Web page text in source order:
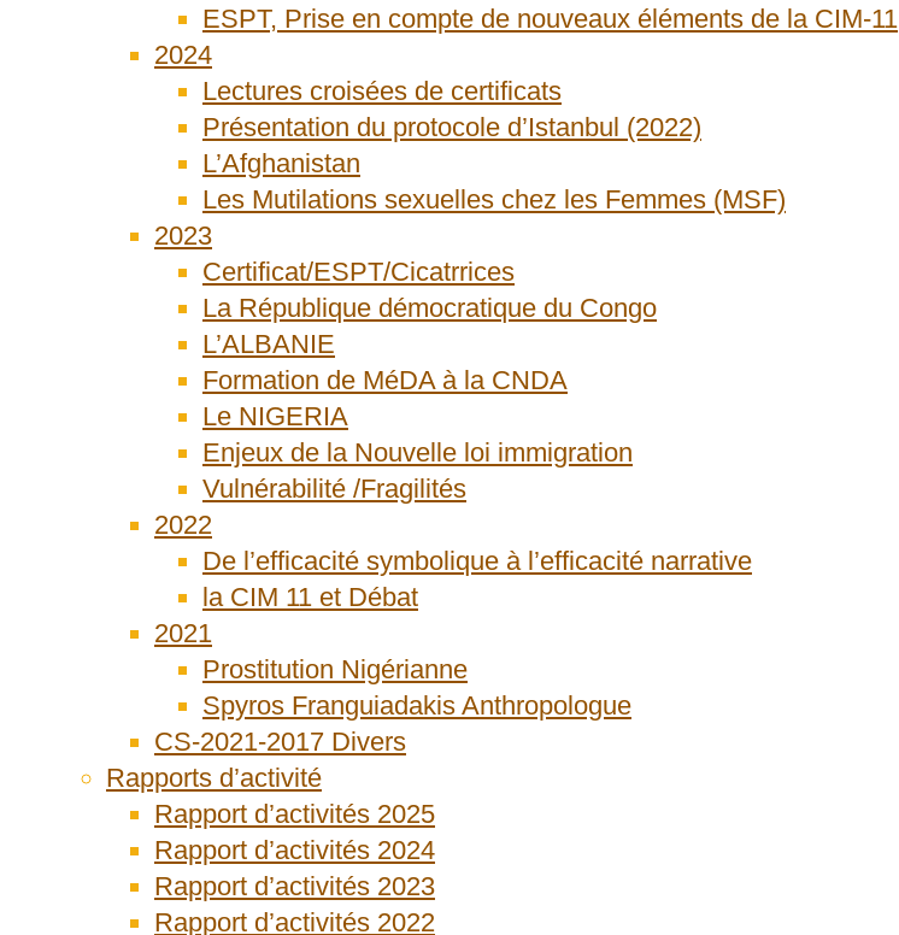
ESPT, Prise en compte de nouveaux éléments de la CIM-11
2024
Lectures croisées de certificats
Présentation du protocole d’Istanbul (2022)
L’Afghanistan
Les Mutilations sexuelles chez les Femmes (MSF)
2023
Certificat/ESPT/Cicatrrices
La République démocratique du Congo
L’ALBANIE
Formation de MéDA à la CNDA
Le NIGERIA
Enjeux de la Nouvelle loi immigration
Vulnérabilité /Fragilités
2022
De l’efficacité symbolique à l’efficacité narrative
la CIM 11 et Débat
2021
Prostitution Nigérianne
Spyros Franguiadakis Anthropologue
CS-2021-2017 Divers
Rapports d’activité
Rapport d’activités 2025
Rapport d’activités 2024
Rapport d’activités 2023
Rapport d’activités 2022